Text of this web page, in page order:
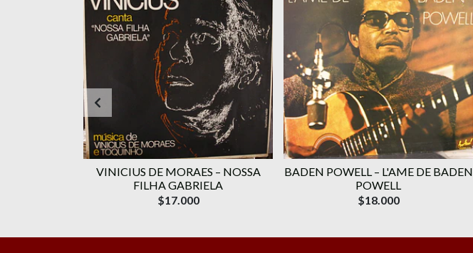
VINICIUS DE MORAES ‎– NOSSA
FILHA GABRIELA
$17.000
BADEN POWELL ‎– L'AME DE BADEN
POWELL
$18.000